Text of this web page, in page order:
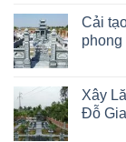
Cải
phong
Xây
Đỗ